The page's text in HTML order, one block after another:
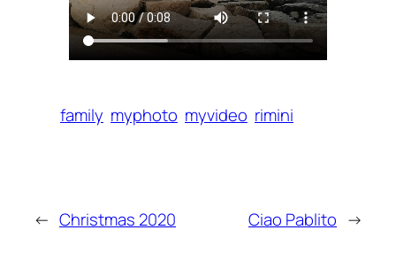
family myphoto myvideo rimini
← Christmas 2020 Ciao Pablito →